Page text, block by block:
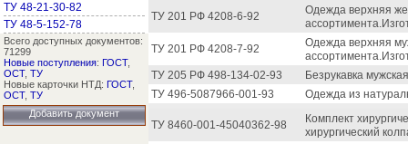
ТУ 48-21-30-82
ТУ 48-5-152-78
Всего доступных документов:
71299
Новые поступления: ГОСТ,
ОСТ, ТУ
Новые карточки НТД: ГОСТ,
ОСТ, ТУ
Добавить документ
ТУ 201 РФ 4208-6-92
Одежда верхняя
ТУ 201 РФ 4208-7-92
Одежда верхняя
ТУ 205 РФ 498-134-02-93
Безрукавка
ТУ 496-5087966-001-93
Одежда из
ТУ 8460-001-45040362-98
Комплект
хирургический